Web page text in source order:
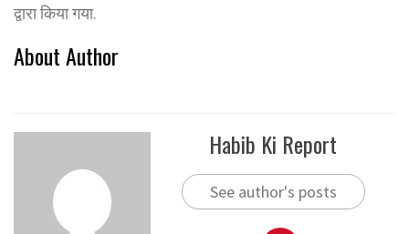
द्वारा किया गया.
About Author
Habib Ki Report
See author's posts